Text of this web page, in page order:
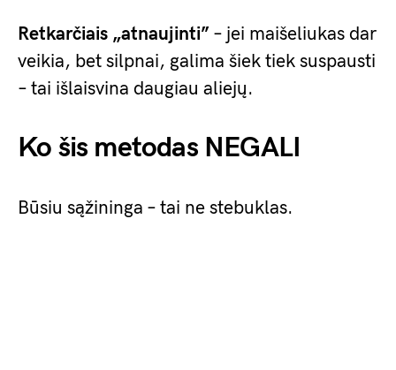
Retkarčiais „atnaujinti” – jei maišeliukas dar
veikia, bet silpnai, galima šiek tiek suspausti
– tai išlaisvina daugiau aliejų.
Ko šis metodas NEGALI
Būsiu sąžininga – tai ne stebuklas.